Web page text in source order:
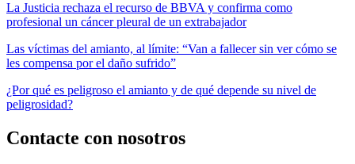
La Justicia rechaza el recurso de BBVA y confirma como
profesional un cáncer pleural de un extrabajador
Las víctimas del amianto, al límite: “Van a fallecer sin ver cómo se
les compensa por el daño sufrido”
¿Por qué es peligroso el amianto y de qué depende su nivel de
peligrosidad?
Contacte con nosotros